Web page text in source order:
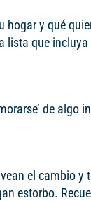
y qué
lista que
de algo
el cambio y
estorbo.